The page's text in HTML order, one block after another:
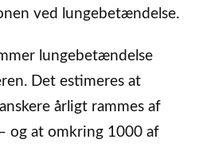
ved lungebetændelse.
lungebetændelse
Det estimeres at
årligt rammes af
og at omkring 1000 af